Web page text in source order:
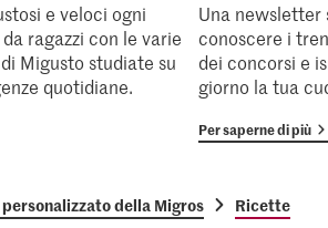
e veloci ogni
ragazzi con le varie
Migusto studiate su
quotidiane.
Una
conoscere i
dei concorsi e
giorno la tua
Per saperne di più
della Migros Ricette